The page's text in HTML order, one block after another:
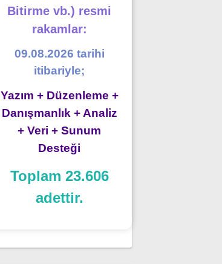
Bitirme vb.) resmi
rakamlar:
09.08.2026 tarihi
itibariyle;
Yazım + Düzenleme +
Danışmanlık + Analiz
+ Veri + Sunum
Desteği
Toplam 23.606
adettir.